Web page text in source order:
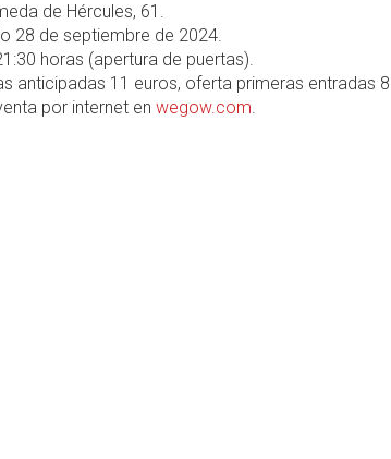
de Hércules, 61.
28 de septiembre de 2024.
horas (apertura de puertas).
anticipadas 11 euros, oferta primeras entradas
por internet en wegow.com.